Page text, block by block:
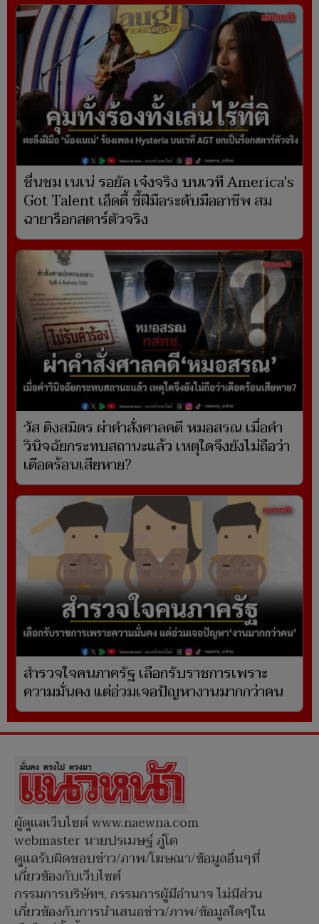
ชื่นชม เนเน่ รอยัล เจ๋งจริง บนเวที America's
Got Talent เอ็ดดี้ ชี้ฝีมือระดับมืออาชีพ สม
ฉายาร็อกสตาร์ตัวจริง
วัส ติงสมิตร ผ่าคำสั่งศาลคดี หมอสรณ เมื่อคำ
วินิจฉัยกระทบสถานะแล้ว เหตุใดจึงยังไม่ถือว่า
เดือดร้อนเสียหาย?
สำรวจใจคนภาครัฐ เลือกรับราชการเพราะ
ความมั่นคง แต่อ่วมเจอปัญหางานมากกว่าคน
ผู้ดูแลเว็บไซต์ www.naewna.com
webmaster นายปรเมษฐ์ ภู่โต
ดูแลรับผิดชอบข่าว/ภาพ/โฆษณา/ข้อมูลอื่นๆที่
เกี่ยวข้องกับเว็บไซต์
กรรมการบริษัทฯ, กรรมการผู้มีอำนาจ ไม่มีส่วน
เกี่ยวข้องกับการนำเสนอข่าว/ภาพ/ข้อมูลใดๆใน